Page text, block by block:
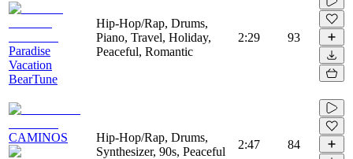
Paradise
Vacation
BearTune
Hip-Hop/Rap, Drums,
Piano, Travel, Holiday,
Peaceful, Romantic
2:29 93
CAMINOS
Hip-Hop/Rap, Drums,
Synthesizer, 90s, Peaceful
2:47 84